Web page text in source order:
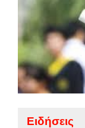
Ειδήσεις